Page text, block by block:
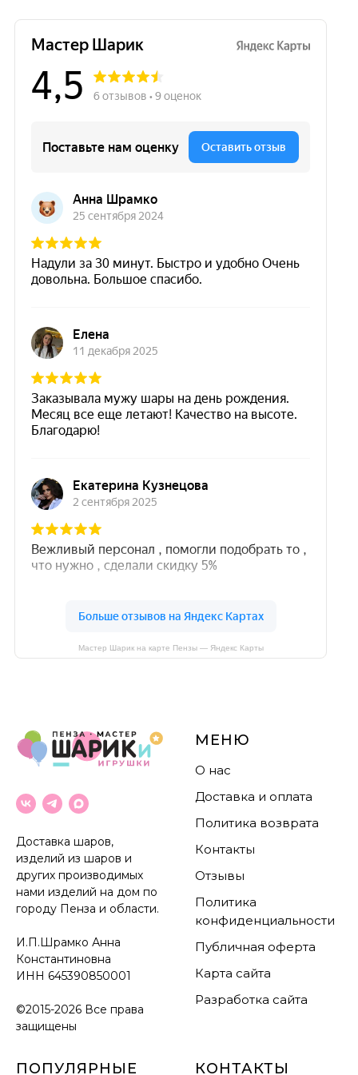
Мастер Шарик на карте Пензы — Яндекс Карты
Доставка шаров,
изделий из шаров и
других производимых
нами изделий на дом по
городу Пенза и области.
И.П.Шрамко Анна
Константиновна
ИНН 645390850001
©2015-2026 Все права
защищены
МЕНЮ
О нас
Доставка и оплата
Политика возврата
Контакты
Отзывы
Политика
конфиденциальности
Публичная оферта
Карта сайта
Разработка сайта
ПОПУЛЯРНЫЕ КОНТАКТЫ